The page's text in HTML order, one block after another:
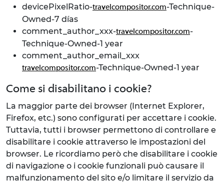
devicePixelRatio-travelcompositor.com-Technique-
Owned-7 días
comment_author_xxx-travelcompositor.com-
Technique-Owned-1 year
comment_author_email_xxx
travelcompositor.com-Technique-Owned-1 year
Come si disabilitano i cookie?
La maggior parte dei browser (Internet Explorer,
Firefox, etc.) sono configurati per accettare i cookie.
Tuttavia, tutti i browser permettono di controllare e
disabilitare i cookie attraverso le impostazioni del
browser. Le ricordiamo però che disabilitare i cookie
di navigazione o i cookie funzionali può causare il
malfunzionamento del sito e/o limitare il servizio da